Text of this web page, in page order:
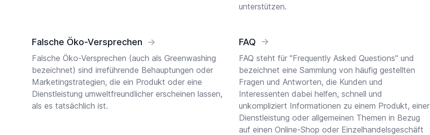
unterstützen.
Falsche Öko-Versprechen →
Falsche Öko-Versprechen (auch als Greenwashing
bezeichnet) sind irreführende Behauptungen oder
Marketingstrategien, die ein Produkt oder eine
Dienstleistung umweltfreundlicher erscheinen lassen,
als es tatsächlich ist.
FAQ →
FAQ steht für "Frequently Asked Questions" und
bezeichnet eine Sammlung von häufig gestellten
Fragen und Antworten, die Kunden und
Interessenten dabei helfen, schnell und
unkompliziert Informationen zu einem Produkt, einer
Dienstleistung oder allgemeinen Themen in Bezug
auf einen Online-Shop oder Einzelhandelsgeschäft